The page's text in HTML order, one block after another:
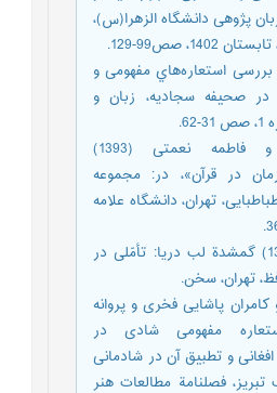
پژوهی دانشگاه الزهرا(س)،
فهيمه (1395) بررسی استعاره‌هاي مفهومی و
صحيفه سجادیه، زبان و
پورابراهیم، شیرین و فاطمه نعمتی (1393)
در قرآن»، در: مجموعه
تهران، دانشگاه علامه
پورنامداریان، تقی (1382) گمشدة لب دریا: تأمّلی در
تهران، سخن.
پاشایی فخری و پروانه
(1400) استعاره مفهومی شادی در
و تطبیق آن در شادمانی
فصلنامة مطالعات هنر